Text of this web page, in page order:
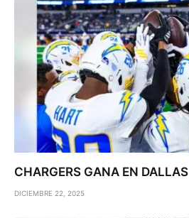
CHARGERS GANA EN DALLAS
DICIEMBRE 22, 2025